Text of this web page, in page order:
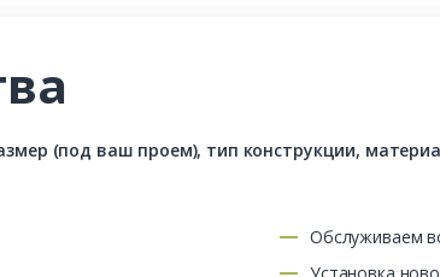
(под ваш проем), тип конструкции,
Обслуживаем